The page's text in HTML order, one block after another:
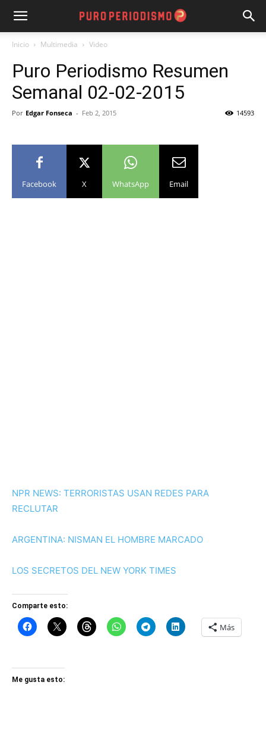
Inicio Multimedia Video
Puro Periodismo Resumen
Semanal 02-02-2015
Por Edgar Fonseca - Feb 2, 2015 14593
Facebook X WhatsApp Email
NPR NEWS: TERRORISTAS USAN REDES PARA
RECLUTAR
ARGENTINA: NISMAN EL HOMBRE MARCADO
LOS SECRETOS DEL NEW YORK TIMES
Comparte esto:
Más
Me gusta esto: